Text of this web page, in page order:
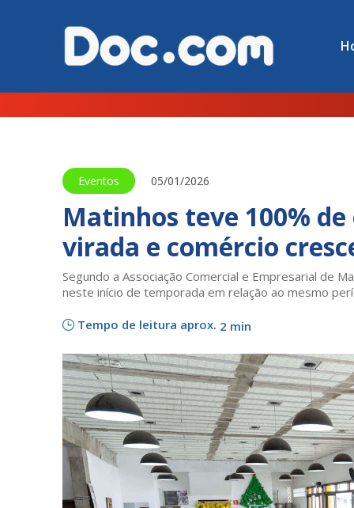
Eventos 05/01/2026
Matinhos teve 100%
virada e comércio
Segundo a Associação Comercial e Empresarial de
neste início de temporada em relação ao mesmo
Tempo de leitura aprox. 2 min